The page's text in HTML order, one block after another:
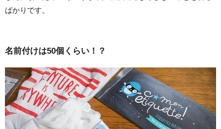
ばかりです。
名前付けは50個くらい！？